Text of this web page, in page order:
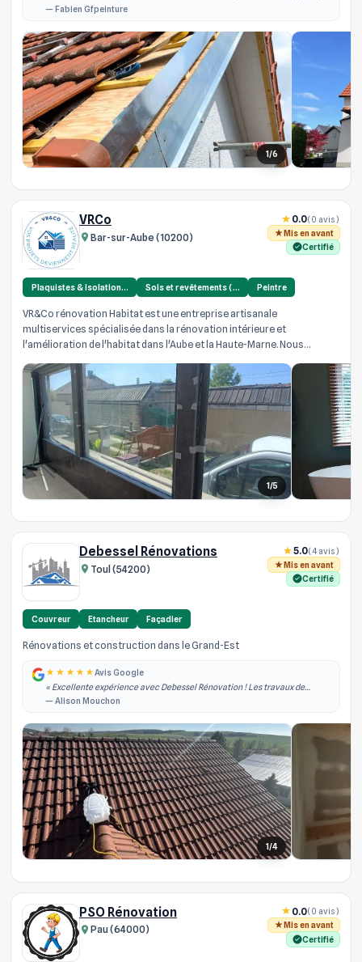
effectivement je les ai contacté dans la semaine qui à suivi j'ai obtenu un
— Fabien Gfpeinture
1/6
VRCo
Bar-sur-Aube (10200)
0.0(0 avis)
Mis en avant
Certifié
Plaquistes & Isolation… Sols et revêtements (… Peintre
VR&Co rénovation Habitat est une entreprise artisanale
multiservices spécialisée dans la rénovation intérieure et
l'amélioration de l'habitat dans l'Aube et la Haute-Marne. Nous
1/5
Debessel Rénovations
Toul (54200)
5.0(4 avis)
Mis en avant
Certifié
Couvreur Etancheur Façadier
Rénovations et construction dans le Grand-Est
Avis Google
« Excellente expérience avec Debessel Rénovation ! Les travaux de
rénovation intérieure ont été réalisés rapidement, dans les délais
— Alison Mouchon
1/4
PSO Rénovation
Pau (64000)
0.0(0 avis)
Mis en avant
Certifié